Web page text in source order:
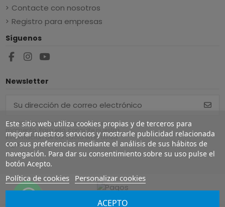
Contacte con nosotros
Registro para empresas
Este sitio web utiliza cookies propias y de terceros para
mejorar nuestros servicios y mostrarle publicidad relacionada
con sus preferencias mediante el análisis de sus hábitos de
navegación. Para dar su consentimiento sobre su uso pulse el
botón Acepto.
Política de cookies Personalizar cookies
ACEPTO
Síguenos
Newsletter
Puede darse de baja en cualquier
momento. Para ello, consulte nuestra
información de contacto en el aviso
legal.